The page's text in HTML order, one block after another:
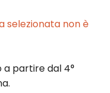
selezionata non è
a partire dal 4°